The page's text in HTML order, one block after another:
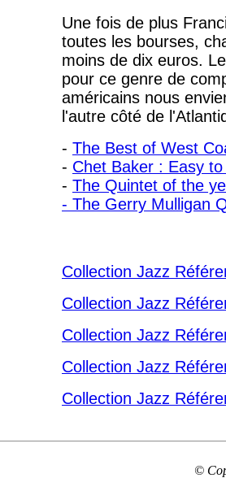
Une fois de plus
toutes les bourses,
moins de dix euros.
pour ce genre de
américains nous
l'autre côté de
- The Best of West
- Chet Baker : Easy
- The Quintet of the
- The Gerry Mulligan
Collection Jazz
Collection Jazz
Collection Jazz
Collection Jazz
Collection Jazz
©